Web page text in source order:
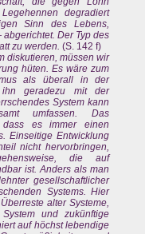
degradiert
Sinn des Lebens,
Der Typ des
zu werden. (S. 142 f)
diskutieren, müssen wir
hüten. Es wäre zum
als überall in der
ihn geradezu mit der
System kann
umfassen. Das
dass es immer einen
Einseitige Entwicklung
nicht hervorbringen,
die auf
ist. Anders als man
gesellschaftlicher
Systems. Hier
alter Systeme,
und zukünftige
auf höchst lebendige